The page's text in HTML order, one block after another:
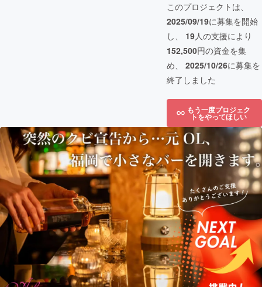
このプロジェクトは、
2025/09/19に募集を開始
し、 19人の支援により
152,500円の資金を集
め、 2025/10/26に募集を
終了しました
もう一度プロジェク
トをやってほしい